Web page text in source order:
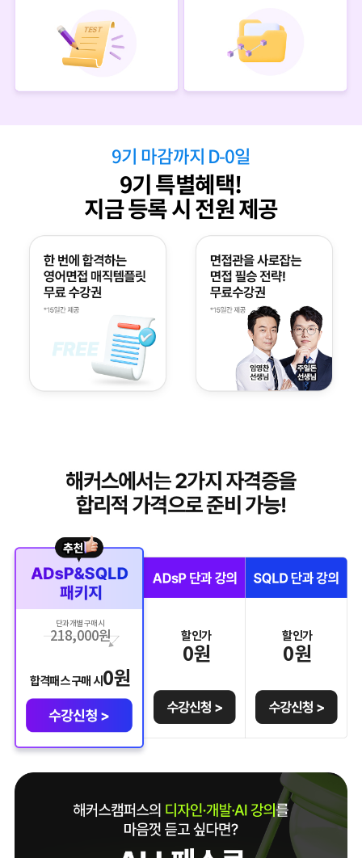
9기 마감까지 D-0일
9기 특별혜택!
지금 등록 시 전원 제공
단과 개별 구매 시
218,000원
합격패스 구매 시0원
할인가
0원
할인가
0원